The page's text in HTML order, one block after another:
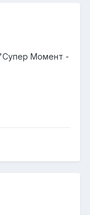
"Супер Момент -